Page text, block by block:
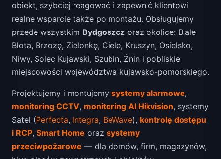
obiekt, szybciej reagować i zapewnić klientowi
realne wsparcie także po montażu. Obsługujemy
przede wszystkim Bydgoszcz oraz okolice: Białe
Błota, Brzozę, Zielonkę, Ciele, Kruszyn, Osielsko,
Niwy, Solec Kujawski, Szubin, Żnin i pobliskie
miejscowości województwa kujawsko-pomorskiego.
Projektujemy i montujemy systemy alarmowe,
monitoring CCTV, monitoring AI Hikvision, systemy
Satel (Perfecta, Integra, BeWave), kontrolę dostępu
i RCP, Smart Home oraz systemy
przeciwpożarowe — dla domów, firm, magazynów,